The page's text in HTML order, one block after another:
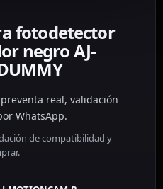
fotodetector
negro AJ-
real, validación
WhatsApp.
de compatibilidad y